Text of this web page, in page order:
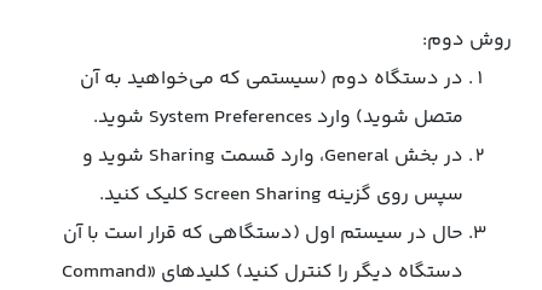
روش دوم:
در دستگاه دوم (سیستمی که می‌خواهید به آن
متصل شوید) وارد System Preferences شوید.
در بخش General، وارد قسمت Sharing شوید و
سپس روی گزینه Screen Sharing کلیک کنید.
حال در سیستم اول (دستگاهی که قرار است با آن
دستگاه دیگر را کنترل کنید) کلیدهای «Command